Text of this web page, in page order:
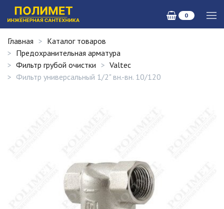
0
Главная
Каталог товаров
Предохранительная арматура
Фильтр грубой очистки
Valtec
Фильтр универсальный 1/2" вн.-вн. 10/120